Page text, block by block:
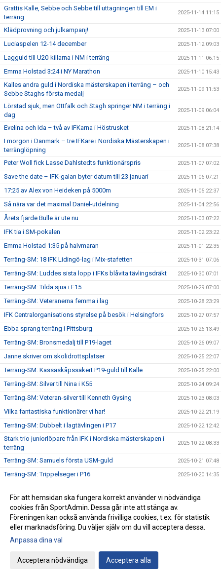
Grattis Kalle, Sebbe och Sebbe till uttagningen till EM i
terräng
2025-11-14 11:15
Klädprovning och julkampanj! 2025-11-13 07:00
Luciaspelen 12-14 december 2025-11-12 09:03
Lagguld till U20-killarna i NM i terräng 2025-11-11 06:15
Emma Holstad 3:24 i NY Marathon 2025-11-10 15:43
Kalles andra guld i Nordiska mästerskapen i terräng – och
Sebbe Staghs första medalj
2025-11-09 11:53
Lörstad sjuk, men Ottfalk och Stagh springer NM i terräng i
dag
2025-11-09 06:04
Evelina och Ida – två av IFKarna i Höstrusket 2025-11-08 21:14
I morgon i Danmark – tre IFKare i Nordiska Mästerskapen i
terränglöpning
2025-11-08 07:38
Peter Woll fick Lasse Dahlstedts funktionärspris 2025-11-07 07:02
Save the date – IFK-galan byter datum till 23 januari 2025-11-06 07:21
17:25 av Alex von Heideken på 5000m 2025-11-05 22:37
Så nära var det maximal Daniel-utdelning 2025-11-04 22:56
Årets fjärde Bulle är ute nu 2025-11-03 07:22
IFK tia i SM-pokalen 2025-11-02 23:22
Emma Holstad 1:35 på halvmaran 2025-11-01 22:35
Terräng-SM: 18 IFK Lidingö-lag i Mix-stafetten 2025-10-31 07:06
Terräng-SM: Luddes sista lopp i IFKs blåvita tävlingsdräkt 2025-10-30 07:01
Terräng-SM: Tilda sjua i F15 2025-10-29 07:00
Terräng-SM: Veteranerna femma i lag 2025-10-28 23:29
IFK Centralorganisations styrelse på besök i Helsingfors 2025-10-27 07:57
Ebba sprang terräng i Pittsburg 2025-10-26 13:49
Terräng-SM: Bronsmedalj till P19-laget 2025-10-26 09:07
Janne skriver om skolidrottsplatser 2025-10-25 22:07
Terräng-SM: Kassaskåpssäkert P19-guld till Kalle 2025-10-25 22:00
Terräng-SM: Silver till Nina i K55 2025-10-24 09:24
Terräng-SM: Veteran-silver till Kenneth Gysing 2025-10-23 08:03
Vilka fantastiska funktionärer vi har! 2025-10-22 21:19
Terräng-SM: Dubbelt i lagtävlingen i P17 2025-10-22 12:42
Stark trio juniorlöpare från IFK i Nordiska mästerskapen i
terräng
2025-10-22 08:33
Terräng-SM: Samuels första USM-guld 2025-10-21 07:48
Terräng-SM: Trippelseger i P16 2025-10-20 14:35
Andreas Movin nära att kliva under tretimmarsgränsen i
Chicago
Terräng-SM: Nära, nära senior-SM-guld för Kalle 2025-10-18 21:33
Bästa stafettiden på 2000-talet – och det med två IFKare i
Trippelpers av Anton i vår kastmångkamp
För att hemsidan ska fungera korrekt använder vi nödvändiga
cookies från SportAdmin. Dessa går inte att stänga av.
Föreningen kan också använda frivilliga cookies, t.ex. för statistik
eller marknadsföring. Du väljer själv om du vill acceptera dessa.
Anpassa dina val
Acceptera nödvändiga Acceptera alla